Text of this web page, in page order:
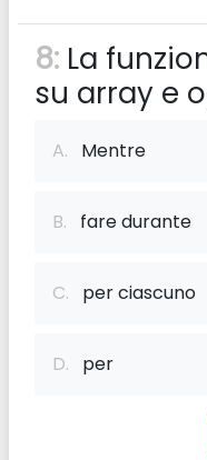
8: La
su array e
A. Mentre
B. fare durante
C. per ciascuno
D. per